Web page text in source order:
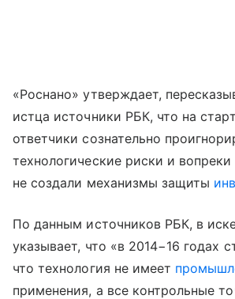
«Роснано» утверждает,
истца источники РБК, что на
ответчики сознательно
технологические риски и
не создали механизмы защиты
По данным источников РБК, в
указывает, что «в 2014−16 годах
что технология не имеет
применения, а все контрольные